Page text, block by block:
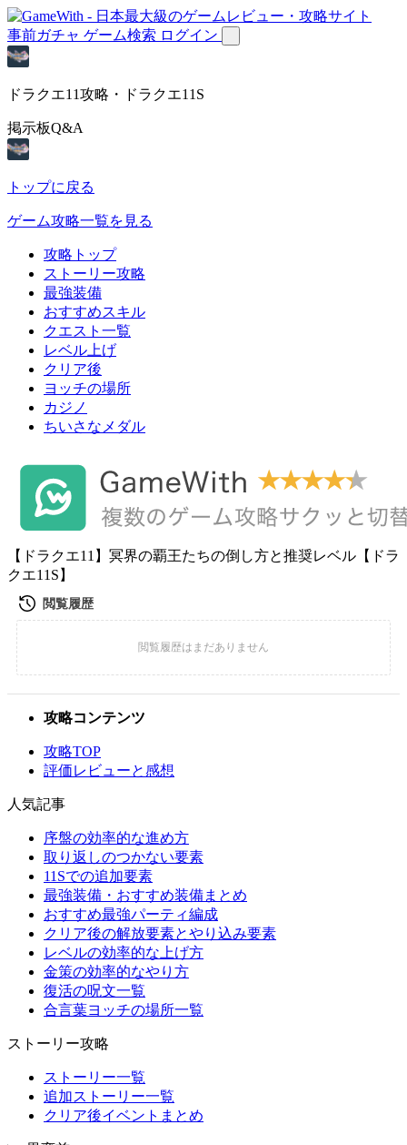
事前ガチャ ゲーム検索 ログイン
ドラクエ11攻略・ドラクエ11S
掲示板Q&A
トップに戻る
ゲーム攻略一覧を見る
攻略トップ
ストーリー攻略
最強装備
おすすめスキル
クエスト一覧
レベル上げ
クリア後
ヨッチの場所
カジノ
ちいさなメダル
【ドラクエ11】冥界の覇王たちの倒し方と推奨レベル【ドラ
クエ11S】
攻略コンテンツ
攻略TOP
評価レビューと感想
人気記事
序盤の効率的な進め方
取り返しのつかない要素
11Sでの追加要素
最強装備・おすすめ装備まとめ
おすすめ最強パーティ編成
クリア後の解放要素とやり込み要素
レベルの効率的な上げ方
金策の効率的なやり方
復活の呪文一覧
合言葉ヨッチの場所一覧
ストーリー攻略
ストーリー一覧
追加ストーリー一覧
クリア後イベントまとめ